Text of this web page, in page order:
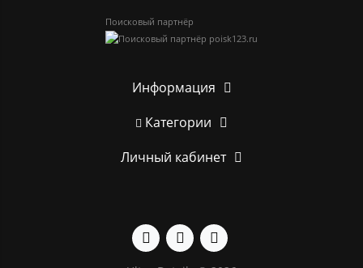
Поисковый партнёр
Информация
Категории
Личный кабинет